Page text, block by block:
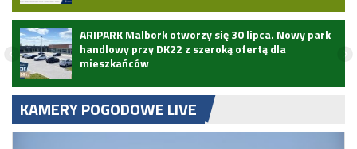
ARIPARK Malbork otworzy się 30 lipca. Nowy park
handlowy przy DK22 z szeroką ofertą dla
mieszkańców
KAMERY POGODOWE LIVE